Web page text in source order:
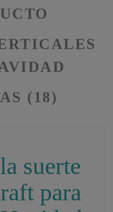
(18)
suerte
para